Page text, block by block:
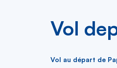
Vol
Vol au départ de